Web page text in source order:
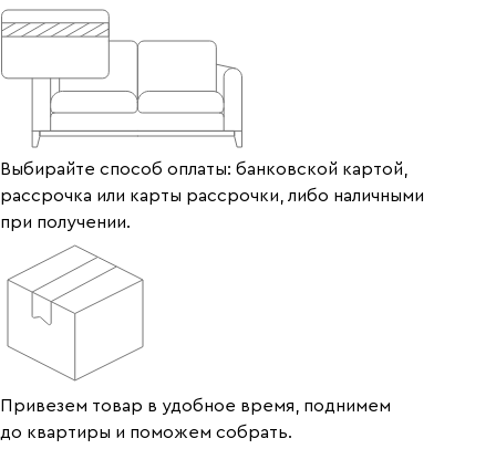
Выбирайте способ оплаты: банковской картой,
рассрочка или карты рассрочки, либо наличными
при получении.
Привезем товар в удобное время, поднимем
до квартиры и поможем собрать.